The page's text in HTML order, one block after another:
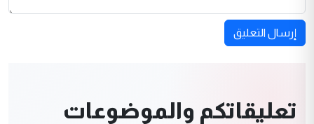
إرسال التعليق
تعليقاتكم والموضوعات